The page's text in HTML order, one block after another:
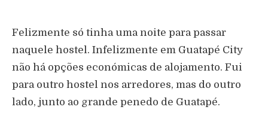
Felizmente só tinha uma noite para passar
naquele hostel. Infelizmente em Guatapé City
não há opções económicas de alojamento. Fui
para outro hostel nos arredores, mas do outro
lado, junto ao grande penedo de Guatapé.